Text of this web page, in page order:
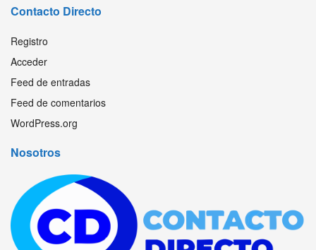
Contacto Directo
Registro
Acceder
Feed de entradas
Feed de comentarios
WordPress.org
Nosotros